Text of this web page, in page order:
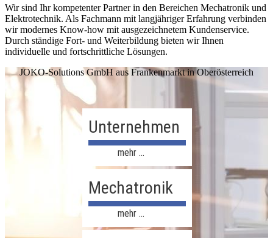
Wir sind Ihr kompetenter Partner in den Bereichen Mechatronik und
Elektrotechnik. Als Fachmann mit langjähriger Erfahrung verbinden
wir modernes Know-how mit ausgezeichnetem Kundenservice.
Durch ständige Fort- und Weiterbildung bieten wir Ihnen
individuelle und fortschrittliche Lösungen.
JOKO-Solutions GmbH aus Frankenmarkt in Oberösterreich
Unternehmen
mehr …
Mechatronik
mehr …